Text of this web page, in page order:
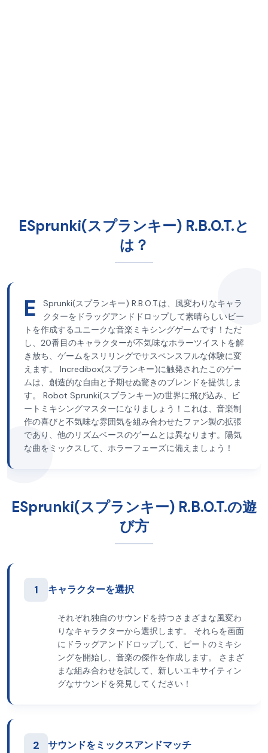
ESprunki(スプランキー) R.B.O.T.と
は？
E
Sprunki(スプランキー) R.B.O.T.は、風変わりなキャラ
クターをドラッグアンドドロップして素晴らしいビー
トを作成するユニークな音楽ミキシングゲームです！ただ
し、20番目のキャラクターが不気味なホラーツイストを解
き放ち、ゲームをスリリングでサスペンスフルな体験に変
えます。 Incredibox(スプランキー)に触発されたこのゲー
ムは、創造的な自由と予期せぬ驚きのブレンドを提供しま
す。 Robot Sprunki(スプランキー)の世界に飛び込み、ビ
ートミキシングマスターになりましょう！これは、音楽制
作の喜びと不気味な雰囲気を組み合わせたファン製の拡張
であり、他のリズムベースのゲームとは異なります。陽気
な曲をミックスして、ホラーフェーズに備えましょう！
ESprunki(スプランキー) R.B.O.T.の遊
び方
1 キャラクターを選択
それぞれ独自のサウンドを持つさまざまな風変わ
りなキャラクターから選択します。 それらを画面
にドラッグアンドドロップして、ビートのミキシ
ングを開始し、音楽の傑作を作成します。 さまざ
まな組み合わせを試して、新しいエキサイティン
グなサウンドを発見してください！
2 サウンドをミックスアンドマッチ